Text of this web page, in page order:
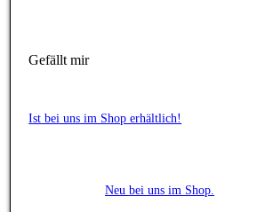
Gefällt mir
Ist bei uns im Shop erhältlich!
Neu bei uns im Shop.